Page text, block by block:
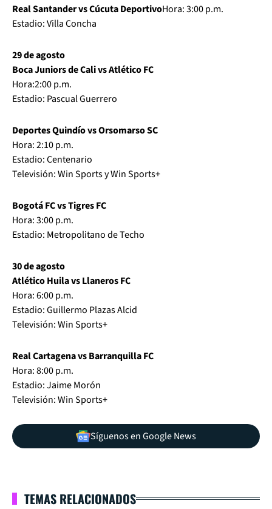
Real Santander vs Cúcuta DeportivoHora: 3:00 p.m.
Estadio: Villa Concha
29 de agosto
Boca Juniors de Cali vs Atlético FC
Hora:2:00 p.m.
Estadio: Pascual Guerrero
Deportes Quindío vs Orsomarso SC
Hora: 2:10 p.m.
Estadio: Centenario
Televisión: Win Sports y Win Sports+
Bogotá FC vs Tigres FC
Hora: 3:00 p.m.
Estadio: Metropolitano de Techo
30 de agosto
Atlético Huila vs Llaneros FC
Hora: 6:00 p.m.
Estadio: Guillermo Plazas Alcid
Televisión: Win Sports+
Real Cartagena vs Barranquilla FC
Hora: 8:00 p.m.
Estadio: Jaime Morón
Televisión: Win Sports+
Síguenos en Google News
TEMAS RELACIONADOS